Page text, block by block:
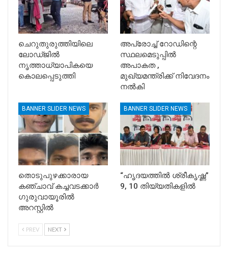
ചെറുതുരുത്തിയിലെ
ലോഡ്ജിൽ
നൃത്താധ്യാപികയെ
കൊലപ്പെടുത്തി
അപ്രോച്ച് റോഡിന്റെ
സ്ഥലമെടുപ്പിൽ
അപാകത ,
മുഖ്യമന്ത്രിക്ക് നിവേദനം
നൽകി
BANNER SLIDER NEWS
തൊടുപുഴക്കാരായ
കഞ്ചാവ് കച്ചവടക്കാർ
ഗുരുവായൂരിൽ
അറസ്റ്റിൽ
BANNER SLIDER NEWS
“ഹൃദയത്തിൽ ശ്രീകൃഷ്ണ”
9, 10 തിയ്യതികളിൽ
PREV NEXT